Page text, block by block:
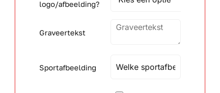
Gepersonaliseerde artikelen
Aanbiedingen
logo/afbeelding?
Graveertekst
Sportafbeelding